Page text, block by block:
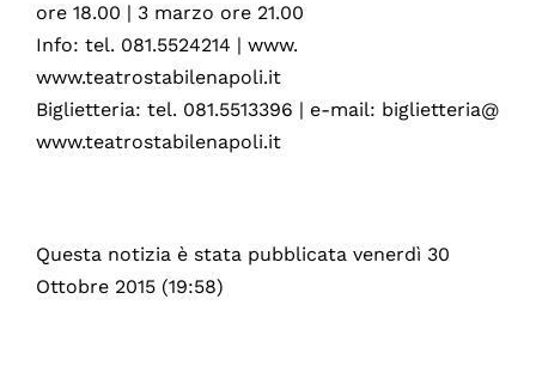
ore 18.00 | 3 marzo ore 21.00
Info: tel. 081.5524214 | www.
www.teatrostabilenapoli.it
Biglietteria: tel. 081.5513396 | e-mail: biglietteria@
www.teatrostabilenapoli.it
Questa notizia è stata pubblicata venerdì 30
Ottobre 2015 (19:58)